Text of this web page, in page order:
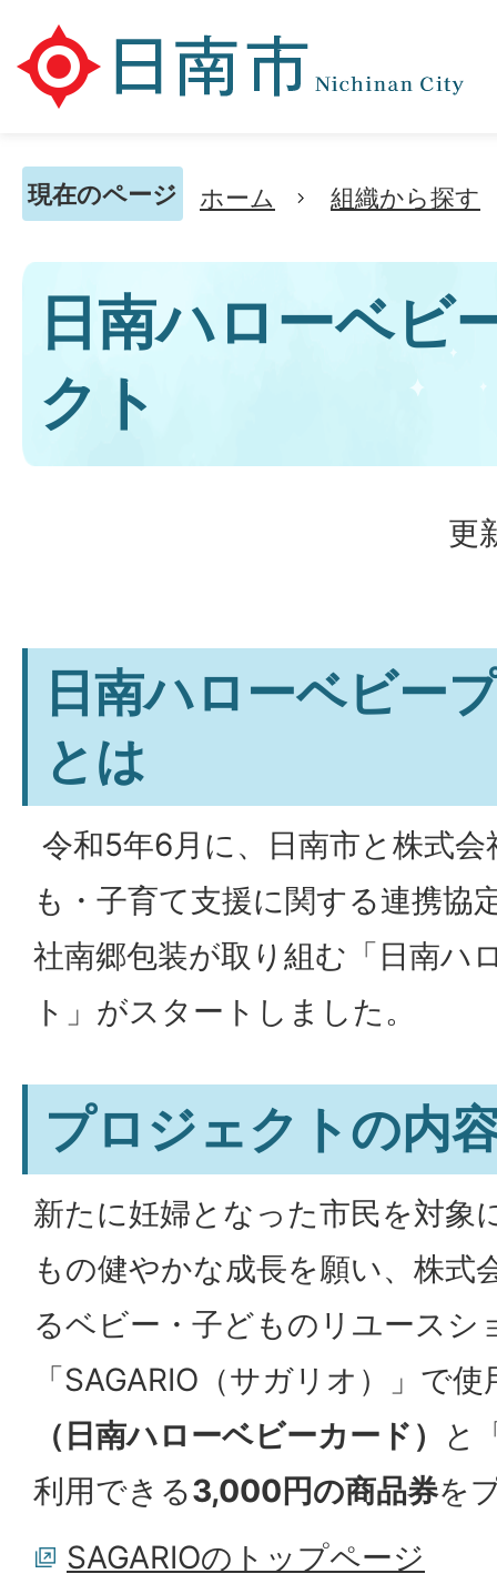
現在のページ ホーム 組織から探す
日南ハローベビ
クト
更
日南ハローベビー
とは
令和5年6月に、日南市と株式
も・子育て支援に関する連携協
社南郷包装が取り組む「日南ハ
ト」がスタートしました。
プロジェクトの内
新たに妊婦となった市民を対象
もの健やかな成長を願い、株式
るベビー・子どものリユースシ
「SAGARIO（サガリオ）」で
（日南ハローベビーカード）
と
利用できる3,000円の商品券を
SAGARIOのトップページ